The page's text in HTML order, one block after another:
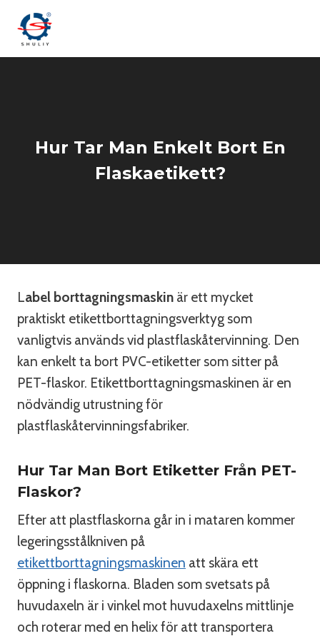
Hur Tar Man Enkelt Bort En
Flaskaetikett?
Label borttagningsmaskin är ett mycket
praktiskt etikettborttagningsverktyg som
vanligtvis används vid plastflaskåtervinning. Den
kan enkelt ta bort PVC-etiketter som sitter på
PET-flaskor. Etikettborttagningsmaskinen är en
nödvändig utrustning för
plastflaskåtervinningsfabriker.
Hur Tar Man Bort Etiketter Från PET-
Flaskor?
Efter att plastflaskorna går in i mataren kommer
legeringsstålkniven på
etikettborttagningsmaskinen att skära ett
öppning i flaskorna. Bladen som svetsats på
huvudaxeln är i vinkel mot huvudaxelns mittlinje
och roterar med en helix för att transportera